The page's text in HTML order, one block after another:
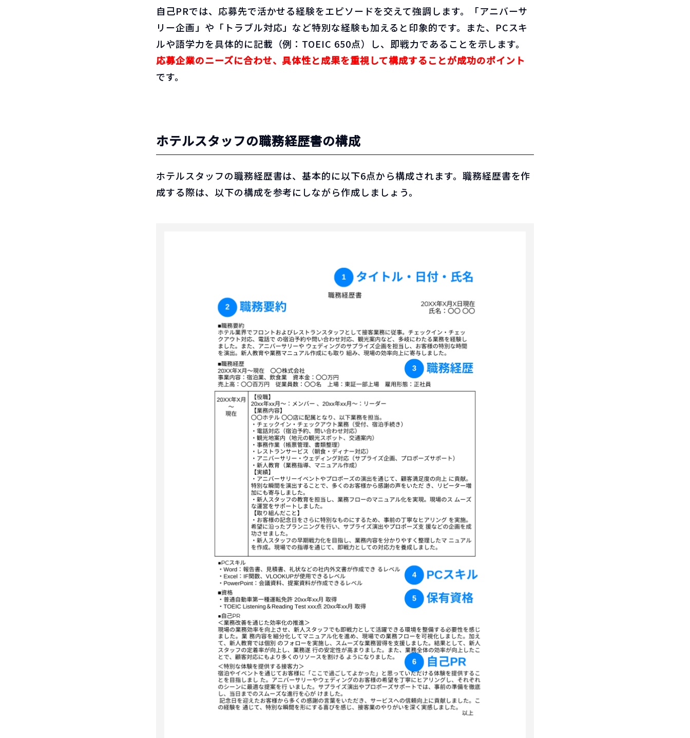
自己PRでは、応募先で活かせる経験をエピソードを交えて強調します。「アニバーサ
リー企画」や「トラブル対応」など特別な経験も加えると印象的です。また、PCスキ
ルや語学力を具体的に記載（例：TOEIC 650点）し、即戦力であることを示します。
応募企業のニーズに合わせ、具体性と成果を重視して構成することが成功のポイント
です。
ホテルスタッフの職務経歴書の構成
ホテルスタッフの職務経歴書は、基本的に以下6点から構成されます。職務経歴書を作
成する際は、以下の構成を参考にしながら作成しましょう。